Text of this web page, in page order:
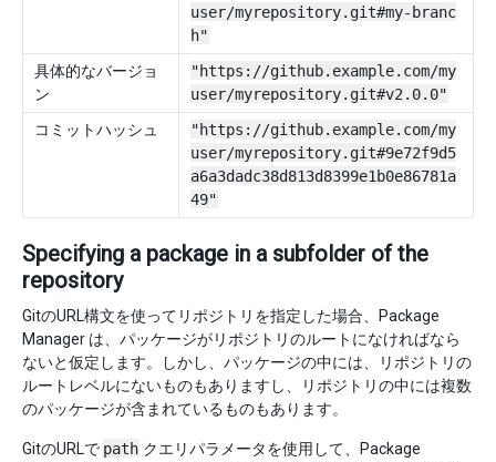
user/myrepository.git#my-branc
h"
具体的なバージョ
ン
"https://github.example.com/my
user/myrepository.git#v2.0.0"
コミットハッシュ
"https://github.example.com/my
user/myrepository.git#9e72f9d5
a6a3dadc38d813d8399e1b0e86781a
49"
Specifying a package in a subfolder of the
repository
GitのURL構文を使ってリポジトリを指定した場合、Package
Manager は、パッケージがリポジトリのルートになければなら
ないと仮定します。しかし、パッケージの中には、リポジトリの
ルートレベルにないものもありますし、リポジトリの中には複数
のパッケージが含まれているものもあります。
GitのURLで path クエリパラメータを使用して、Package